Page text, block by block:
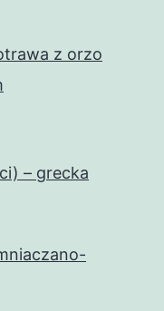
z orzo
– grecka